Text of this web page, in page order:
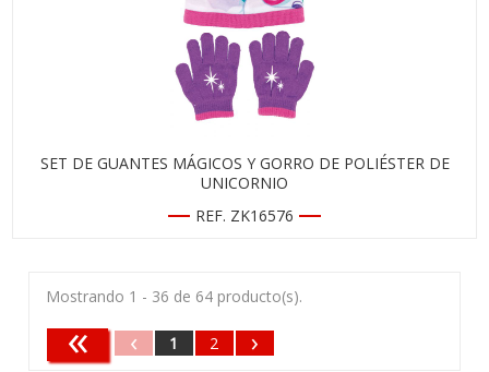
SET DE GUANTES MÁGICOS Y GORRO DE POLIÉSTER DE
UNICORNIO
REF. ZK16576
Mostrando 1 - 36 de 64 producto(s).
« ‹ 1 2 ›